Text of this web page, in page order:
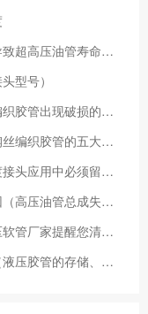
影响超高压软管的使用寿命的因素（导致超高压油管寿命缩短的三个原因）
型号）
导致高压编织胶管毁坏的要素（高压编织胶管出现破损的原因）
高压钢丝编织胶管生产厂家带您了解钢丝编织胶管的五大特点
过渡接头的主要用途有什么（液压过渡接头应用中必须留意有哪些问题）
高压胶管总成及中间接头组件失效原因（高压油管总成失效的七大原因）
瑞好测压软管管的冲刷注意事项（测压软管厂家提醒您清洗软管的留神事宜）
怎样确保高压胶管在运输中的安全性（液压胶管的存储、运输安全）